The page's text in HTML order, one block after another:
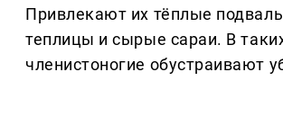
Привлекают их тёплые
теплицы и сырые сараи. В
членистоногие обустраивают